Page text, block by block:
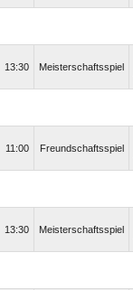
13:30 Meisterschaftsspiel
11:00 Freundschaftsspiel
13:30 Meisterschaftsspiel